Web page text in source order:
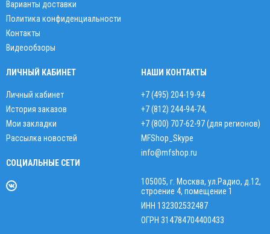
Варианты доставки
Политика конфиденциальности
Контакты
Видеообзоры
ЛИЧНЫЙ КАБИНЕТ
Личный кабинет
История заказов
Мои закладки
Рассылка новостей
СОЦИАЛЬНЫЕ СЕТИ
НАШИ КОНТАКТЫ
+7 (495) 204-19-94
+7 (812) 244-94-74,
+7 (800) 707-62-97 (для регионов)
MFShop_Skype
info@mfshop.ru
105005, г. Москва, ул.Радио, д.12,
строение 4, помещение 1
ИНН 132302532487
ОГРН 314784704400433